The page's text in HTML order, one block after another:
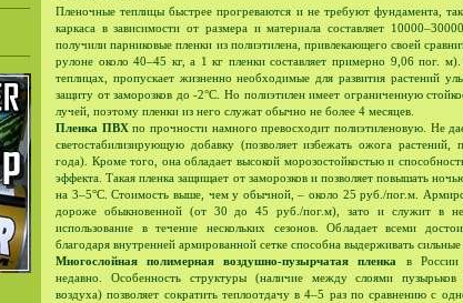
Пленочные теплицы быстрее прогреваются и не требуют фундамента,
каркаса в зависимости от размера и материала составляет
получили парниковые пленки из полиэтилена, привлекающего своей
рулоне около 40–45 кг, а 1 кг пленки составляет примерно 9,06 пог. м).
теплицах, пропускает жизненно необходимые для развития растений
защиту от заморозков до -2°С. Но полиэтилен имеет ограниченную
лучей, поэтому пленки из него служат обычно не более 4 месяцев.
Пленка ПВХпо прочности намного превосходит полиэтиленовую. Не
светостабилизирующую добавку (позволяет избежать ожога растений,
года). Кроме того, она обладает высокой морозостойкостью и
эффекта. Такая пленка защищает от заморозков и позволяет повышать
на 3–5°С. Стоимость выше, чем у обычной, – около 25 руб./пог.м.
дороже обыкновенной (от 30 до 45 руб./пог.м), зато и служит в
использование в течение нескольких сезонов. Обладает всеми
благодаря внутренней армированной сетке способна выдерживать
Многослойная полимерная воздушно-пузырчатая пленка
в России
недавно. Особенность структуры (наличие между слоями пузырьков
воздуха) позволяет сократить теплоотдачу в 4–5 раз по сравнению с